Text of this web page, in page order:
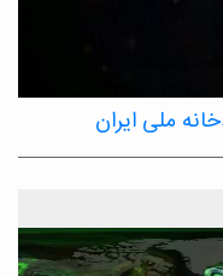
ملی ایران